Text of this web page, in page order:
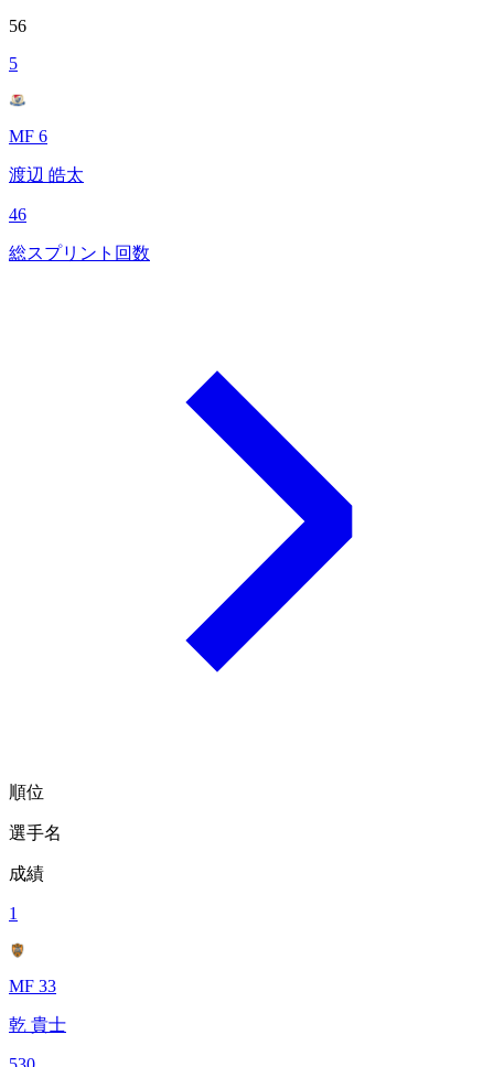
56
5
MF 6
渡辺 皓太
46
総スプリント回数
順位
選手名
成績
1
MF 33
乾 貴士